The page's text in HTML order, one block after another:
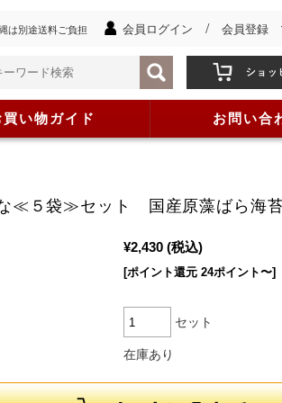
は別途送料ご負担 会員ログイン / 会員登録
買い物ガイド お問い合
≪５袋≫セット 国産原藻ばら海苔
¥2,430 (税込)
[ポイント還元 24ポイント〜]
セット
在庫あり